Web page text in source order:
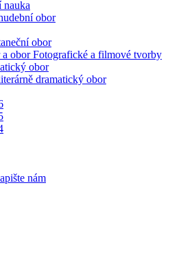
nauka
obor
obor
obor Fotografické a filmové tvorby
obor
dramatický obor
nám